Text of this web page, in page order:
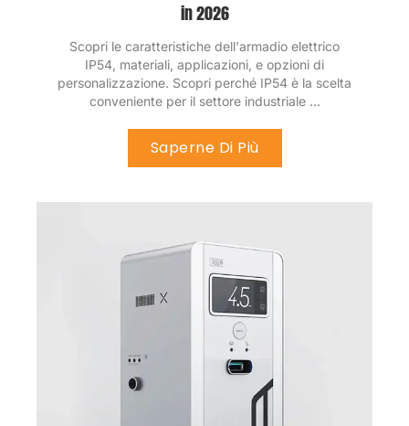
in 2026
Scopri le caratteristiche dell'armadio elettrico
IP54, materiali, applicazioni, e opzioni di
personalizzazione. Scopri perché IP54 è la scelta
conveniente per il settore industriale ...
Saperne Di Più